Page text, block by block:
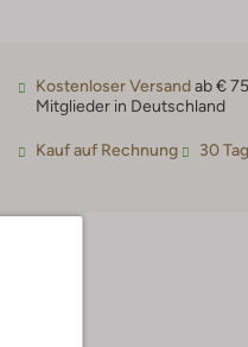
Kostenloser Versandab €
Mitglieder in Deutschland
Kauf auf Rechnung 30